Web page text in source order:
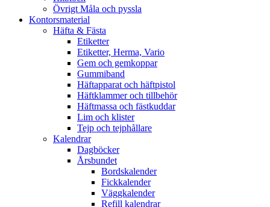
Övrigt Måla och pyssla
Kontorsmaterial
Häfta & Fästa
Etiketter
Etiketter, Herma, Vario
Gem och gemkoppar
Gummiband
Häftapparat och häftpistol
Häftklammer och tillbehör
Häftmassa och fästkuddar
Lim och klister
Tejp och tejphållare
Kalendrar
Dagböcker
Årsbundet
Bordskalender
Fickkalender
Väggkalender
Refill kalendrar